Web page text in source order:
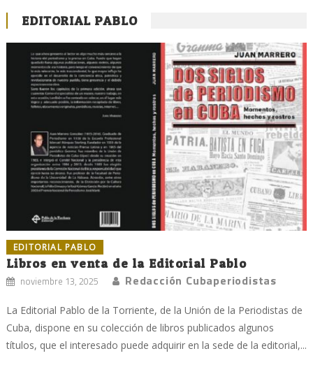
EDITORIAL PABLO
EDITORIAL PABLO
Libros en venta de la Editorial Pablo
noviembre 13, 2025 Redacción Cubaperiodistas
La Editorial Pablo de la Torriente, de la Unión de la Periodistas de
Cuba, dispone en su colección de libros publicados algunos
títulos, que el interesado puede adquirir en la sede de la editorial,...